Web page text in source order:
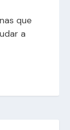
que
a